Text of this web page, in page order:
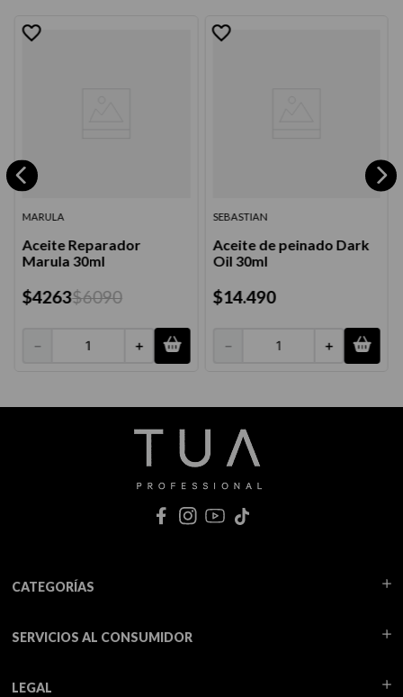
MARULA
Aceite Reparador
Marula 30ml
$4263$6090
＋
－
SEBASTIAN
Aceite de peinado Dark
Oil 30ml
$14.490
＋
－
CATEGORÍAS
SERVICIOS AL CONSUMIDOR
LEGAL